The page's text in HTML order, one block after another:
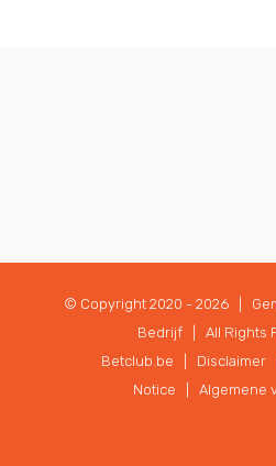
© Copyright 2020 - 2026 |
Bedrijf| All Rights
Betclub.be | Disclaimer
Notice
Algemene